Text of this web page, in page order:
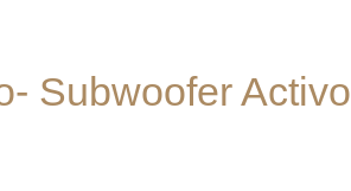
Subwoofer Activo